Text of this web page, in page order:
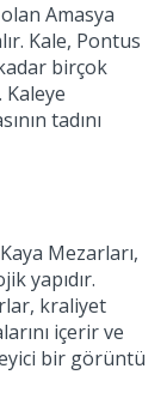
Amasya
Kale, Pontus
birçok
tadını
Mezarları,
yapıdır.
kraliyet
içerir ve
bir görüntü